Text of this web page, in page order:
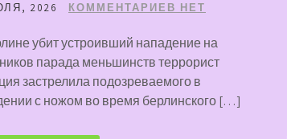
2026 КОММЕНТАРИЕВ НЕТ
убит устроивший нападение на
парада меньшинств террорист
застрелила подозреваемого в
с ножом во время берлинского […]